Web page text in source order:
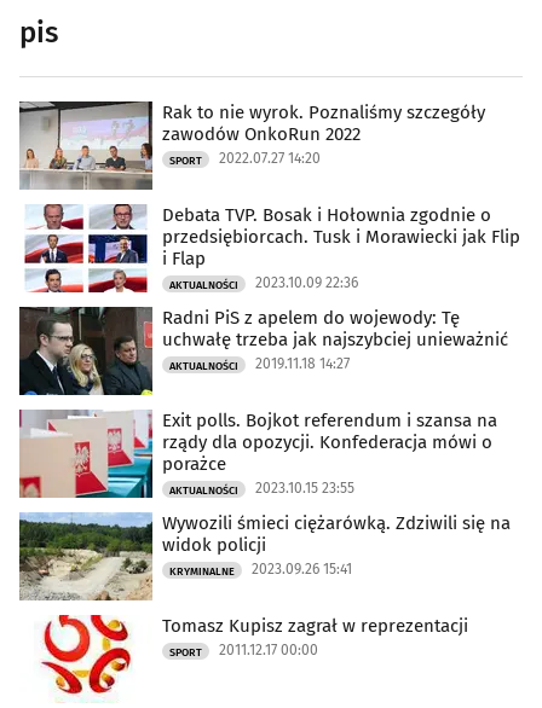
pis
Rak to nie wyrok. Poznaliśmy szczegóły
zawodów OnkoRun 2022
SPORT 2022.07.27 14:20
Debata TVP. Bosak i Hołownia zgodnie o
przedsiębiorcach. Tusk i Morawiecki jak Flip
i Flap
AKTUALNOŚCI 2023.10.09 22:36
Radni PiS z apelem do wojewody: Tę
uchwałę trzeba jak najszybciej unieważnić
AKTUALNOŚCI 2019.11.18 14:27
Exit polls. Bojkot referendum i szansa na
rządy dla opozycji. Konfederacja mówi o
porażce
AKTUALNOŚCI 2023.10.15 23:55
Wywozili śmieci ciężarówką. Zdziwili się na
widok policji
KRYMINALNE 2023.09.26 15:41
Tomasz Kupisz zagrał w reprezentacji
SPORT 2011.12.17 00:00